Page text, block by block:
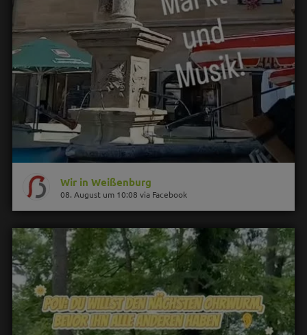
Wir in Weißenburg
08. August um 10:08 via Facebook